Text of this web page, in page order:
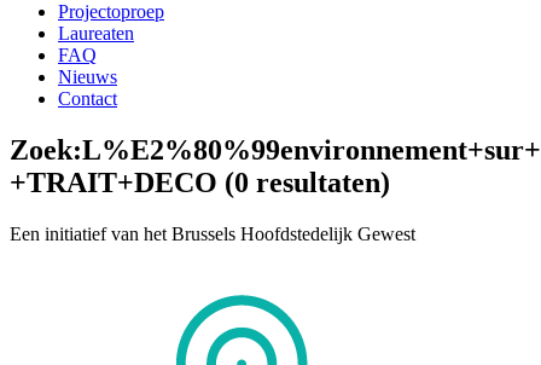
Projectoproep
Laureaten
FAQ
Nieuws
Contact
Zoek:
+TRAIT+DECO (0 resultaten)
Een initiatief van het Brussels Hoofdstedelijk Gewest